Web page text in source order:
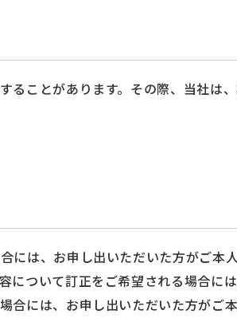
ることがあります。その際、当社は
には、お申し出いただいた方がご本
について訂正をご希望される場合に
合には、お申し出いただいた方がご